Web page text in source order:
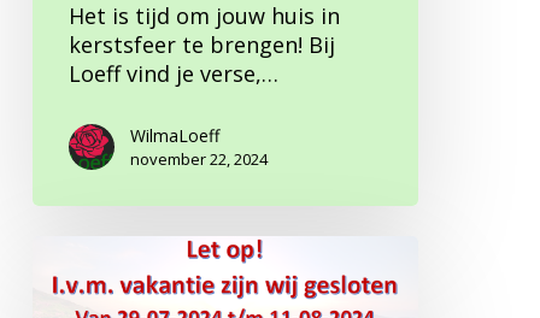
Het is tijd om jouw huis in
kerstsfeer te brengen! Bij
Loeff vind je verse,…
WilmaLoeff
november 22, 2024